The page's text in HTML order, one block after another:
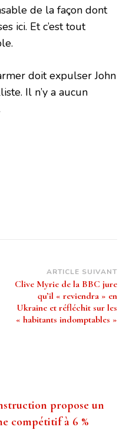
de la façon dont
ici. Et c’est tout
doit expulser John
Il n’y a aucun
ARTICLE SUIVANT
Clive Myrie de la BBC jure
qu’il « reviendra » en
Ukraine et réfléchit sur les
« habitants indomptables »
propose un
compétitif à 6 %